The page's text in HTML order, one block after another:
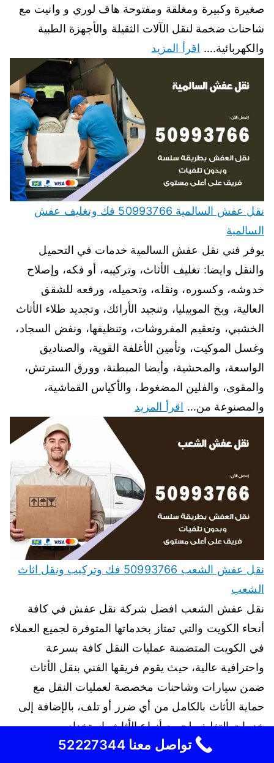
صغيرة وكبيرة ومغلقة ومفتوحة هاف لوري و وانيت مع
شاحنات ضخمة لنقل الآلات الثقيلة والأجهزة الطبية
والكهربائية.… اقرأ المزيد
نقل عفش السالمية 50993766 فك وتغليف عفش
السالمية
يوفر فني نقل عفش السالمية خدمات في التحميل
والنقل وايضا: تغليف الأثاث، وتركيبه، أو فكه، وإصلاح
خدوشه، وكسوره، ونقله، وتحميله، ورفعه للشقق
العالية، وبخ الموبيليا، وتنجيد الأرائك، وتجديد طلاء الأثاث
الخشبي، وتعقيم المفروشات، وتنظيفها، ونفض السجاد،
وغسل الموكيت، وتأمين الأغلفة القوية، والصناديق
الواسعة، والمحشية، وأيضا المبطنة، وورق السترتش،
والمقوى، والفلين المضغوط، والأكياس القماشية،
والمصنوعة من… اقرأ المزيد
نقل عفش الشعب 50993766 فك وتركيب ونقل اثاث
الشعب
نقل عفش الشعب افضل شركة نقل عفش في كافة
أنحاء الكويت والتي تمتاز بخدماتها المتوفرة لجميع العملاء
في الكويت المتضمنة عمليات النقل كافة بسرعة
واحترافية عالية، حيث يقوم فريقها الفني بنقل الأثاث
ضمن سيارات وشاحنات مخصصة لعمليات النقل مع
حماية الأثاث بالكامل من أي ضرر أو تلف، بالإضافة إلى
خدمات التغليف لجميع أنواع الأثاث باستخدام…
تواصل معنا 52227344